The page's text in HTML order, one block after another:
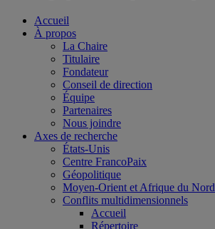
Accueil
À propos
La Chaire
Titulaire
Fondateur
Conseil de direction
Équipe
Partenaires
Nous joindre
Axes de recherche
États-Unis
Centre FrancoPaix
Géopolitique
Moyen-Orient et Afrique du Nord
Conflits multidimensionnels
Accueil
Répertoire